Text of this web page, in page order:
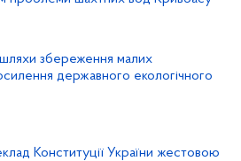
збереження малих
державного екологічного
Конституції України жестовою